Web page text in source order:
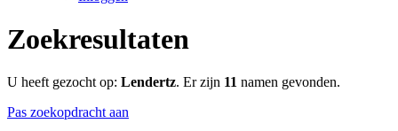
Zoekresultaten
U heeft gezocht op: Lendertz. Er zijn 11 namen gevonden.
Pas zoekopdracht aan